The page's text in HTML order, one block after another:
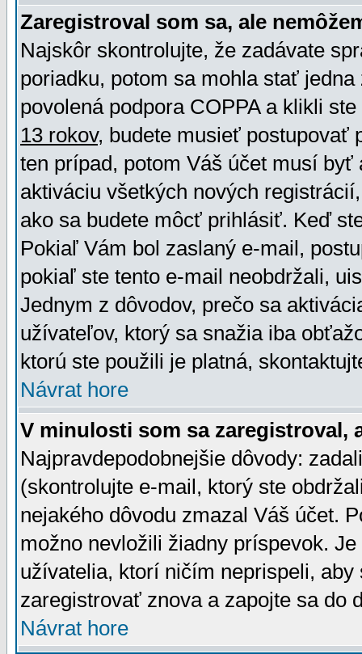
Zaregistroval som sa, ale
Najskôr skontrolujte, že zadávate
poriadku, potom sa mohla stať
povolená podpora COPPA a klikli
13 rokov, budete musieť postupovať
ten prípad, potom Váš účet musí
aktiváciu všetkých nových
ako sa budete môcť prihlásiť. Keď
Pokiaľ Vám bol zaslaný e-mail,
pokiaľ ste tento e-mail neobdržali,
Jednym z dôvodov, prečo sa
užívateľov, ktorý sa snažia iba
ktorú ste použili je platná,
Návrat hore
V minulosti som sa zaregistroval,
Najpravdepodobnejšie dôvody:
(skontrolujte e-mail, ktorý ste
nejakého dôvodu zmazal Váš účet.
možno nevložili žiadny príspevok.
užívatelia, ktorí ničím neprispeli,
zaregistrovať znova a zapojte sa do
Návrat hore